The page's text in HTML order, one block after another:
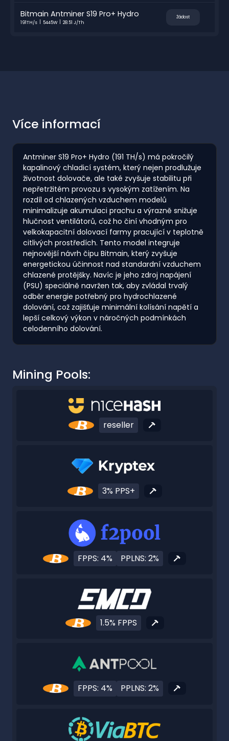
Bitmain Antminer S19 Pro+ Hydro
191TH/s 5445W 28.51 J/Th
Žádost
Více informací
Antminer S19 Pro+ Hydro (191 TH/s) má pokročilý
kapalinový chladicí systém, který nejen prodlužuje
životnost dolovače, ale také zvyšuje stabilitu při
nepřetržitém provozu s vysokým zatížením. Na
rozdíl od chlazených vzduchem modelů
minimalizuje akumulaci prachu a výrazně snižuje
hlučnost ventilátorů, což ho činí vhodným pro
velkokapacitní dolovací farmy pracující v teplotně
citlivých prostředích. Tento model integruje
nejnovější návrh čipu Bitmain, který zvyšuje
energetickou účinnost nad standardní vzduchem
chlazené protějšky. Navíc je jeho zdroj napájení
(PSU) speciálně navržen tak, aby zvládal trvalý
odběr energie potřebný pro hydrochlazené
dolování, což zajišťuje minimální kolísání napětí a
lepší celkový výkon v náročných podmínkách
celodenního dolování.
Mining Pools:
reseller
3% PPS+
FPPS: 4% PPLNS: 2%
1.5% FPPS
FPPS: 4% PPLNS: 2%